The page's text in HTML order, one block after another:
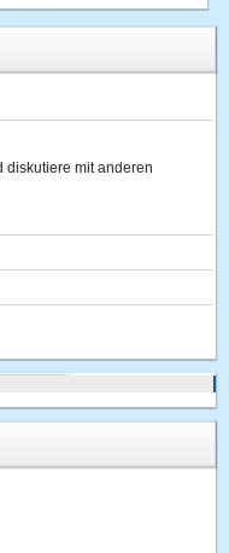
diskutiere mit anderen